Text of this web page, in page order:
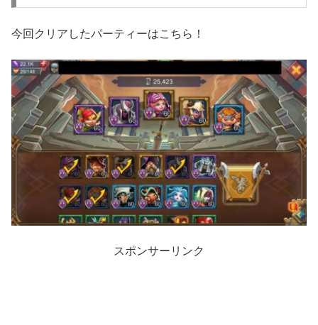
今回クリアしたパーティーはこちら！
スポンサーリンク